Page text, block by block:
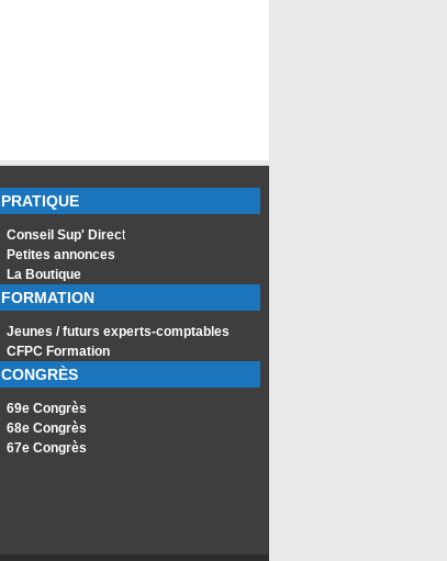
PRATIQUE
Conseil Sup' Direct
Petites annonces
La Boutique
FORMATION
Jeunes / futurs experts-comptables
CFPC Formation
CONGRÈS
69e Congrès
68e Congrès
67e Congrès